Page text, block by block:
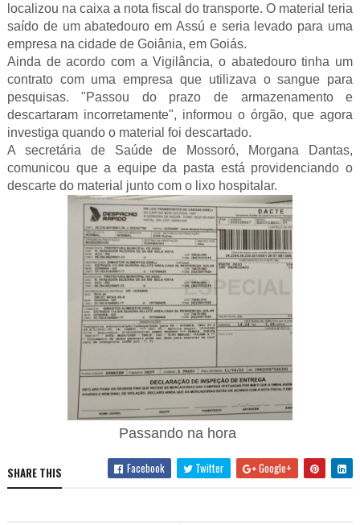
localizou na caixa a nota fiscal do transporte. O material teria
saído de um abatedouro em Assú e seria levado para uma
empresa na cidade de Goiânia, em Goiás.
Ainda de acordo com a Vigilância, o abatedouro tinha um
contrato com uma empresa que utilizava o sangue para
pesquisas. "Passou do prazo de armazenamento e
descartaram incorretamente", informou o órgão, que agora
investiga quando o material foi descartado.
A secretária de Saúde de Mossoró, Morgana Dantas,
comunicou que a equipe da pasta está providenciando o
descarte do material junto com o lixo hospitalar.
Passando na hora
SHARE THIS Facebook Twitter Google+